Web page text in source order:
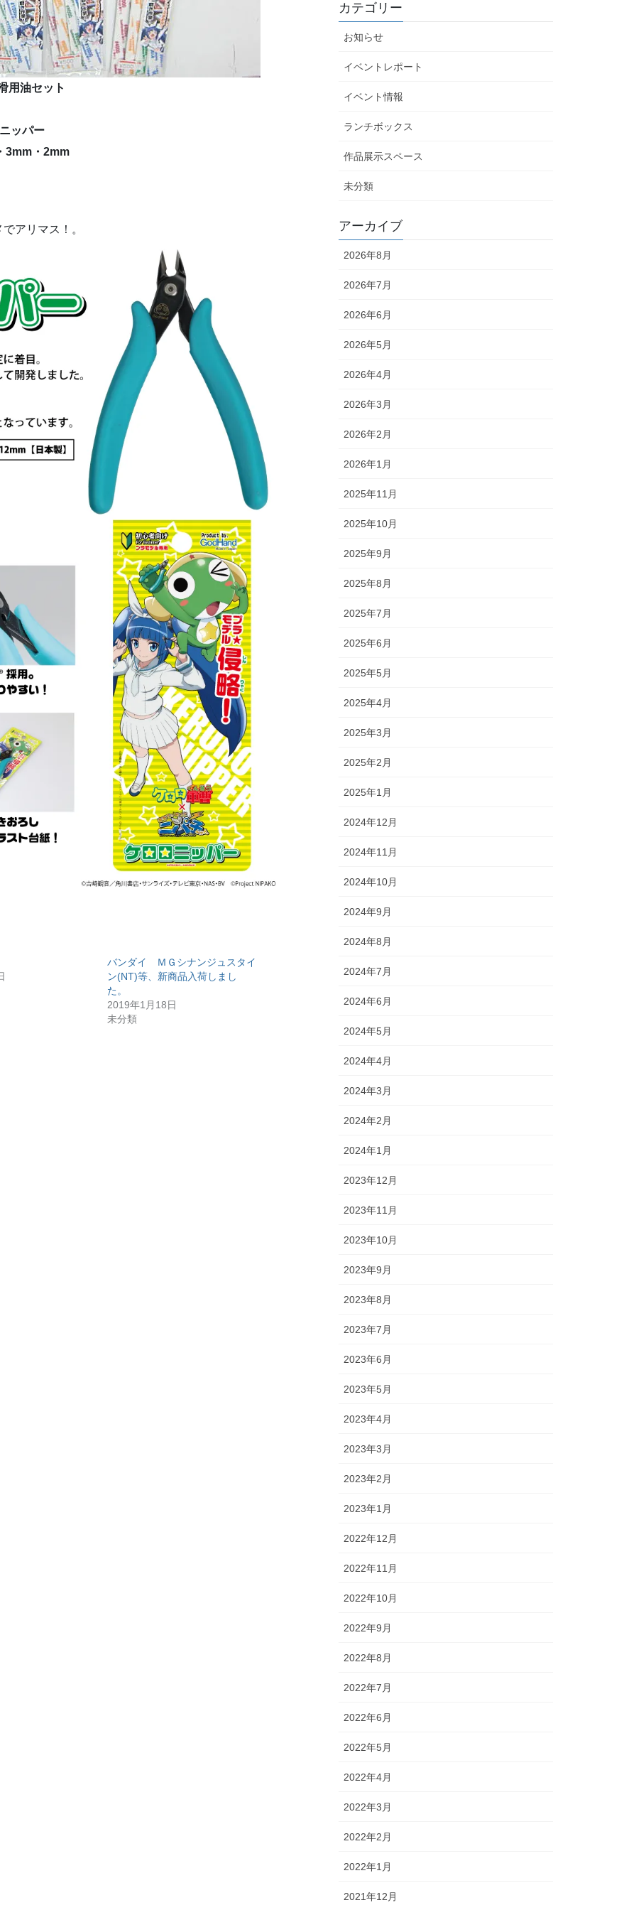
用油セット
ッパー
3mm・2mm
アリマス！。
バンダイ ＭＧシナンジュスタイ
ン(NT)等、新商品入荷しまし
た。
2019年1月18日
未分類
カテゴリー
お知らせ
イベントレポート
イベント情報
ランチボックス
作品展示スペース
未分類
アーカイブ
2026年8月
2026年7月
2026年6月
2026年5月
2026年4月
2026年3月
2026年2月
2026年1月
2025年11月
2025年10月
2025年9月
2025年8月
2025年7月
2025年6月
2025年5月
2025年4月
2025年3月
2025年2月
2025年1月
2024年12月
2024年11月
2024年10月
2024年9月
2024年8月
2024年7月
2024年6月
2024年5月
2024年4月
2024年3月
2024年2月
2024年1月
2023年12月
2023年11月
2023年10月
2023年9月
2023年8月
2023年7月
2023年6月
2023年5月
2023年4月
2023年3月
2023年2月
2023年1月
2022年12月
2022年11月
2022年10月
2022年9月
2022年8月
2022年7月
2022年6月
2022年5月
2022年4月
2022年3月
2022年2月
2022年1月
2021年12月